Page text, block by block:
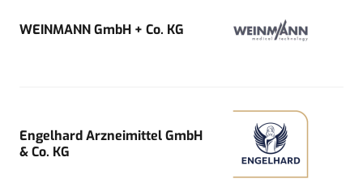
WEINMANN GmbH + Co. KG
Engelhard Arzneimittel GmbH
& Co. KG